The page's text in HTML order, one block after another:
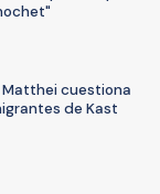
cuestiona
de Kast